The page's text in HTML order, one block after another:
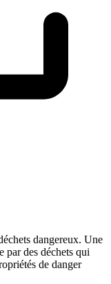
dangereux. Une
par des déchets qui
de danger